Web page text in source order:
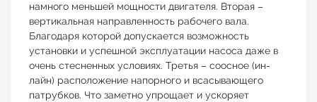
намного меньшей мощности двигателя. Вторая –
вертикальная направленность рабочего вала.
Благодаря которой допускается возможность
установки и успешной эксплуатации насоса даже в
очень стесненных условиях. Третья – соосное (ин-
лайн) расположение напорного и всасывающего
патрубков. Что заметно упрощает и ускоряет